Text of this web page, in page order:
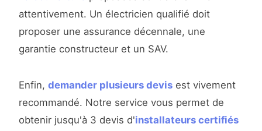
attentivement. Un électricien qualifié doit
proposer une assurance décennale, une
garantie constructeur et un SAV.
Enfin, demander plusieurs devis est vivement
recommandé. Notre service vous permet de
obtenir jusqu'à 3 devis d'installateurs certifiés